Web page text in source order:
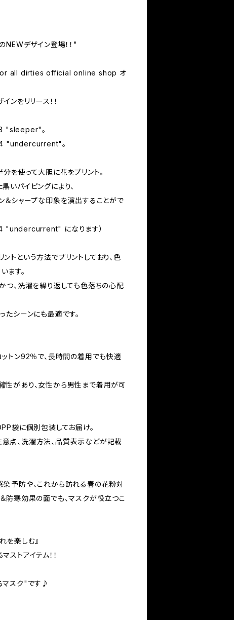
デザイン登場！！"
for all dirties official online shop オ
ンをリリース！！
"sleeper"。
"undercurrent"。
を使って大胆に花をプリント。
いパイピングにより、
＆シャープな印象を演出することがで
"undercurrent" になります）
トという方法でプリントしており、色
ます。
つ、洗濯を繰り返しても色落ちの心配
たシーンにも最適です。
ットン92％で、長時間の着用でも快適
性があり、女性から男性まで着用が可
袋に個別包装してお届け。
点、洗濯方法、品質表示などが記載
染予防や、これから訪れる春の花粉対
防寒効果の面でも、マスクが役立つこ
を楽しむ』
ストアイテム！！
マスク"です♪